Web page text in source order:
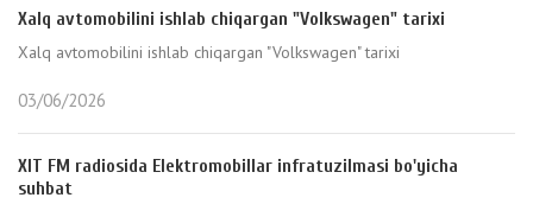
Xalq avtomobilini ishlab chiqargan "Volkswagen" tarixi
Xalq avtomobilini ishlab chiqargan "Volkswagen" tarixi
03/06/2026
XIT FM radiosida Elektromobillar infratuzilmasi bo'yicha
suhbat